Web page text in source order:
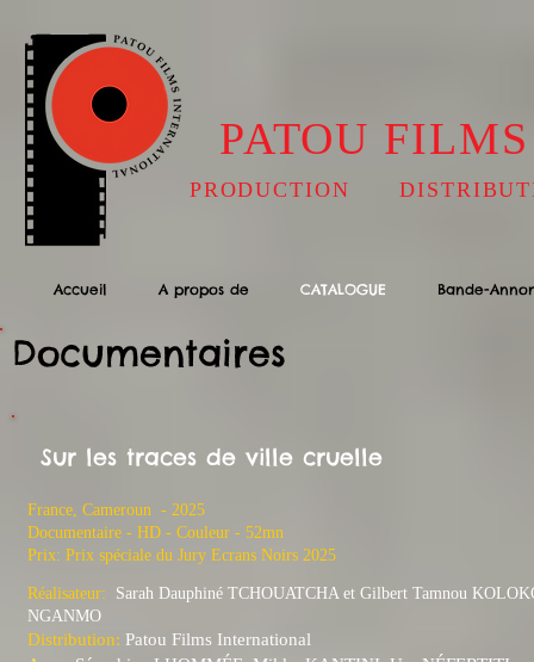
PATOU
PRODUCTION
Accueil A propos de CATALOGUE Bande-
Documentaires
Sur les traces de ville cruelle
France, Cameroun - 2025
​Documentaire - HD - Couleur - 52mn
Prix: Prix spéciale du Jury Ecrans Noirs 2025
Réalisateur:
Sarah Dauphiné TCHOUATCHA et Gilbert Tamnou
NGANMO
Distribution: Patou Films International